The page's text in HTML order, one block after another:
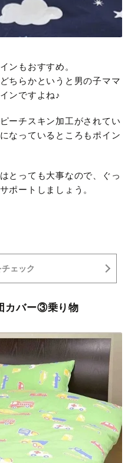
ンもおすすめ。
ちらかというと男の子ママ
ンですよね♪
ーチスキン加工がされてい
なっているところもポイン
とっても大事なので、ぐっ
ポートしましょう。
ェック
カバー③乗り物